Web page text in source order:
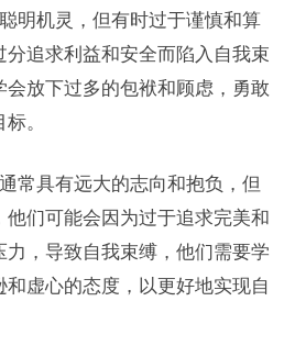
明机灵，但有时过于谨慎和算
追求利益和安全而陷入自我束
放下过多的包袱和顾虑，勇敢
。
常具有远大的志向和抱负，但
们可能会因为过于追求完美和
力，导致自我束缚，他们需要学
虚心的态度，以更好地实现自